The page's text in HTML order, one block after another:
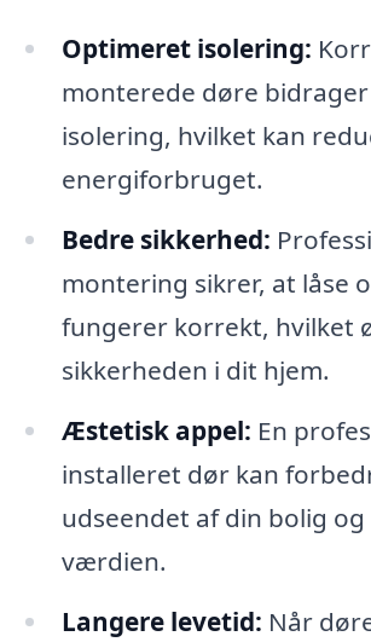
Optimeret isolering:
monterede døre
isolering, hvilket kan
energiforbruget.
Bedre sikkerhed:
montering sikrer, at låse
fungerer korrekt, hvilket
sikkerheden i dit hjem.
Æstetisk appel: En
installeret dør kan
udseendet af din bolig og
værdien.
Langere levetid: Når